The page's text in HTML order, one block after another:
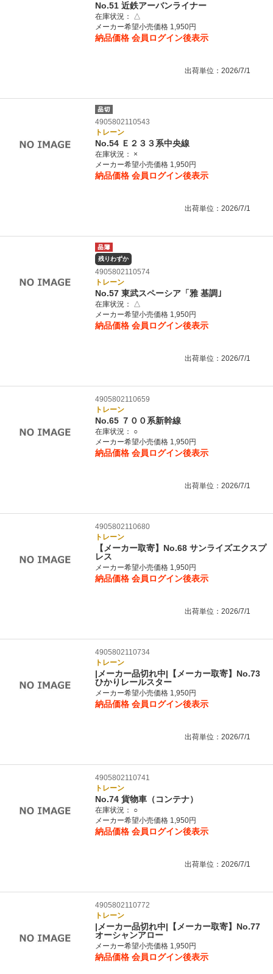
No.51 近鉄アーバンライナー
在庫状況：
△
メーカー希望小売価格 1,950円
納品価格 会員ログイン後表示
出荷単位：2026/7/1
4905802110543
トレーン
No.54 Ｅ２３３系中央線
在庫状況：
×
メーカー希望小売価格 1,950円
納品価格 会員ログイン後表示
出荷単位：2026/7/1
残りわずか
4905802110574
トレーン
No.57 東武スペーシア「雅 基調｣
在庫状況：
△
メーカー希望小売価格 1,950円
納品価格 会員ログイン後表示
出荷単位：2026/7/1
4905802110659
トレーン
No.65 ７００系新幹線
在庫状況：
○
メーカー希望小売価格 1,950円
納品価格 会員ログイン後表示
出荷単位：2026/7/1
4905802110680
トレーン
【メーカー取寄】No.68 サンライズエクスプ
レス
メーカー希望小売価格 1,950円
納品価格 会員ログイン後表示
出荷単位：2026/7/1
4905802110734
トレーン
|メーカー品切れ中|【メーカー取寄】No.73
ひかりレールスター
メーカー希望小売価格 1,950円
納品価格 会員ログイン後表示
出荷単位：2026/7/1
4905802110741
トレーン
No.74 貨物車（コンテナ）
在庫状況：
○
メーカー希望小売価格 1,950円
納品価格 会員ログイン後表示
出荷単位：2026/7/1
4905802110772
トレーン
|メーカー品切れ中|【メーカー取寄】No.77
オーシャンアロー
メーカー希望小売価格 1,950円
納品価格 会員ログイン後表示